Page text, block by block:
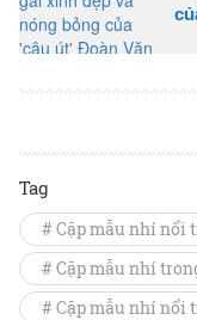
Tag
# Cặp mẫu nhí nổi
# Cặp mẫu nhí
# Cặp mẫu nhí nổi